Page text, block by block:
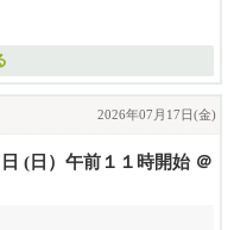
2026年07月17日(金)
(日）午前１１時開始 ＠